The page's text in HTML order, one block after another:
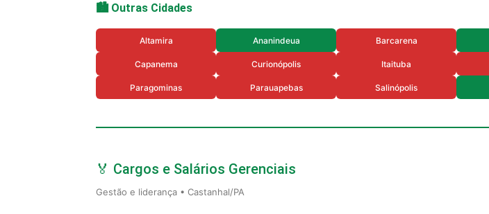
🏙️ Outras Cidades
Altamira Ananindeua Barcarena
Capanema Curionópolis Itaituba
Paragominas Parauapebas Salinópolis
🏅 Cargos e Salários Gerenciais
Gestão e liderança • Castanhal/PA